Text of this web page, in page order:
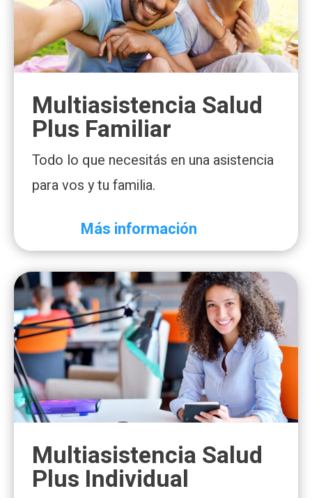
Multiasistencia Salud
Plus Familiar
Todo lo que necesitás en una asistencia
para vos y tu familia.
Más información
Multiasistencia Salud
Plus Individual